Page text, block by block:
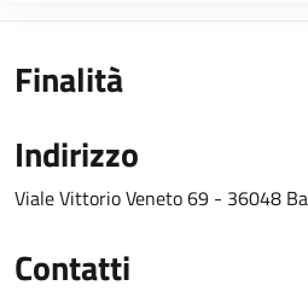
Finalità
Indirizzo
Viale Vittorio Veneto 69 - 36048
Contatti